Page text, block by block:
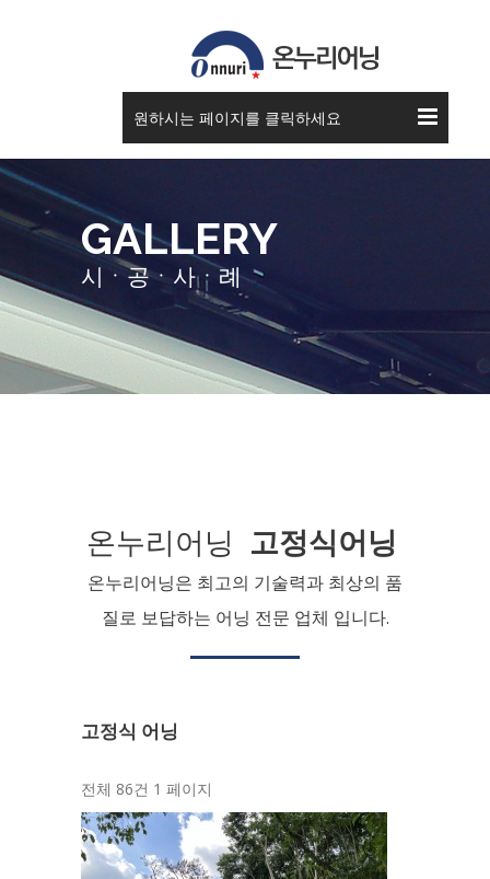
원하시는 페이지를 클릭하세요
GALLERY
시ㆍ공ㆍ사ㆍ례
온누리어닝 고정식어닝
온누리어닝은 최고의 기술력과 최상의 품
질로 보답하는 어닝 전문 업체 입니다.
고정식 어닝
전체 86건 1 페이지